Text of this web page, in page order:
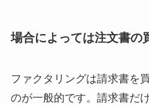
場合によっては注文書の
ファクタリングは請求書を
のが一般的です。請求書だ